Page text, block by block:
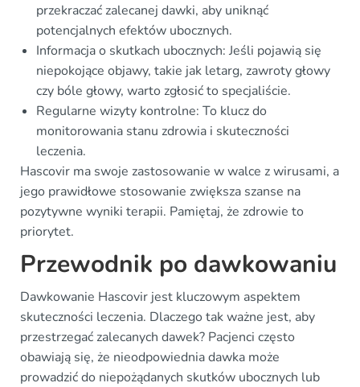
przekraczać zalecanej dawki, aby uniknąć
potencjalnych efektów ubocznych.
Informacja o skutkach ubocznych: Jeśli pojawią się
niepokojące objawy, takie jak letarg, zawroty głowy
czy bóle głowy, warto zgłosić to specjaliście.
Regularne wizyty kontrolne: To klucz do
monitorowania stanu zdrowia i skuteczności
leczenia.
Hascovir ma swoje zastosowanie w walce z wirusami, a
jego prawidłowe stosowanie zwiększa szanse na
pozytywne wyniki terapii. Pamiętaj, że zdrowie to
priorytet.
Przewodnik po dawkowaniu
Dawkowanie Hascovir jest kluczowym aspektem
skuteczności leczenia. Dlaczego tak ważne jest, aby
przestrzegać zalecanych dawek? Pacjenci często
obawiają się, że nieodpowiednia dawka może
prowadzić do niepożądanych skutków ubocznych lub